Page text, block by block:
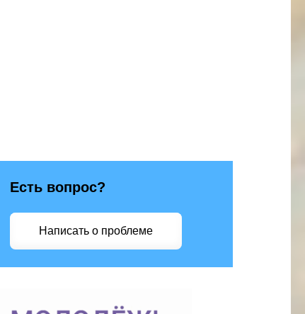
Есть вопрос?
Написать о проблеме